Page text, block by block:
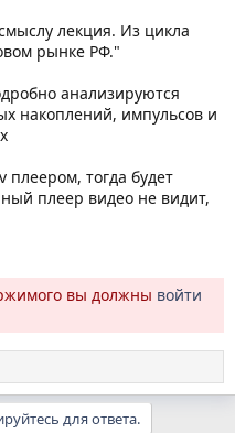
лекция. Из цикла
рынке РФ."
анализируются
накоплений, импульсов и
плеером, тогда будет
плеер видео не видит,
вы должны войти
для ответа.